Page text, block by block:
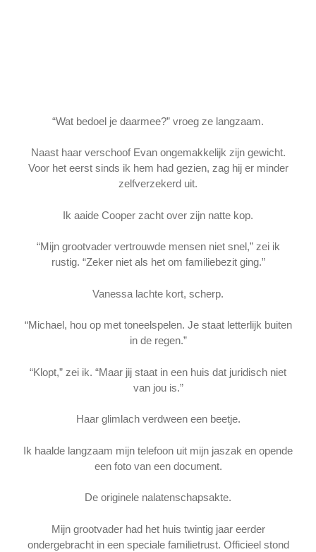
“Wat bedoel je daarmee?” vroeg ze langzaam.
Naast haar verschoof Evan ongemakkelijk zijn gewicht.
Voor het eerst sinds ik hem had gezien, zag hij er minder
zelfverzekerd uit.
Ik aaide Cooper zacht over zijn natte kop.
“Mijn grootvader vertrouwde mensen niet snel,” zei ik
rustig. “Zeker niet als het om familiebezit ging.”
Vanessa lachte kort, scherp.
“Michael, hou op met toneelspelen. Je staat letterlijk buiten
in de regen.”
“Klopt,” zei ik. “Maar jij staat in een huis dat juridisch niet
van jou is.”
Haar glimlach verdween een beetje.
Ik haalde langzaam mijn telefoon uit mijn jaszak en opende
een foto van een document.
De originele nalatenschapsakte.
Mijn grootvader had het huis twintig jaar eerder
ondergebracht in een speciale familietrust. Officieel stond